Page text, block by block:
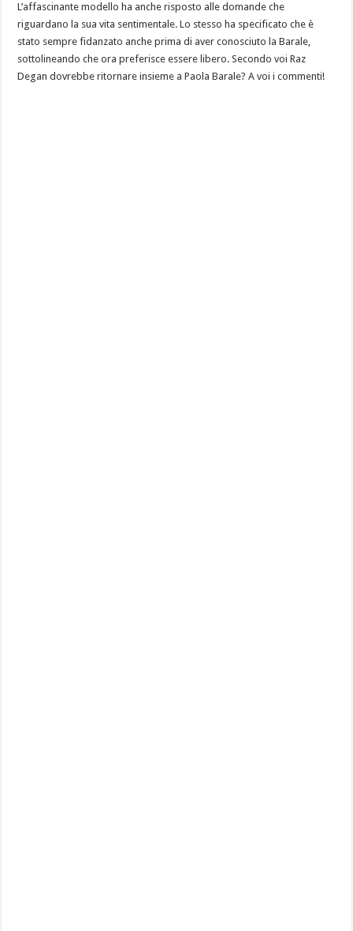
L’affascinante modello ha anche risposto alle domande che
riguardano la sua vita sentimentale. Lo stesso ha specificato che è
stato sempre fidanzato anche prima di aver conosciuto la Barale,
sottolineando che ora preferisce essere libero. Secondo voi Raz
Degan dovrebbe ritornare insieme a Paola Barale? A voi i commenti!